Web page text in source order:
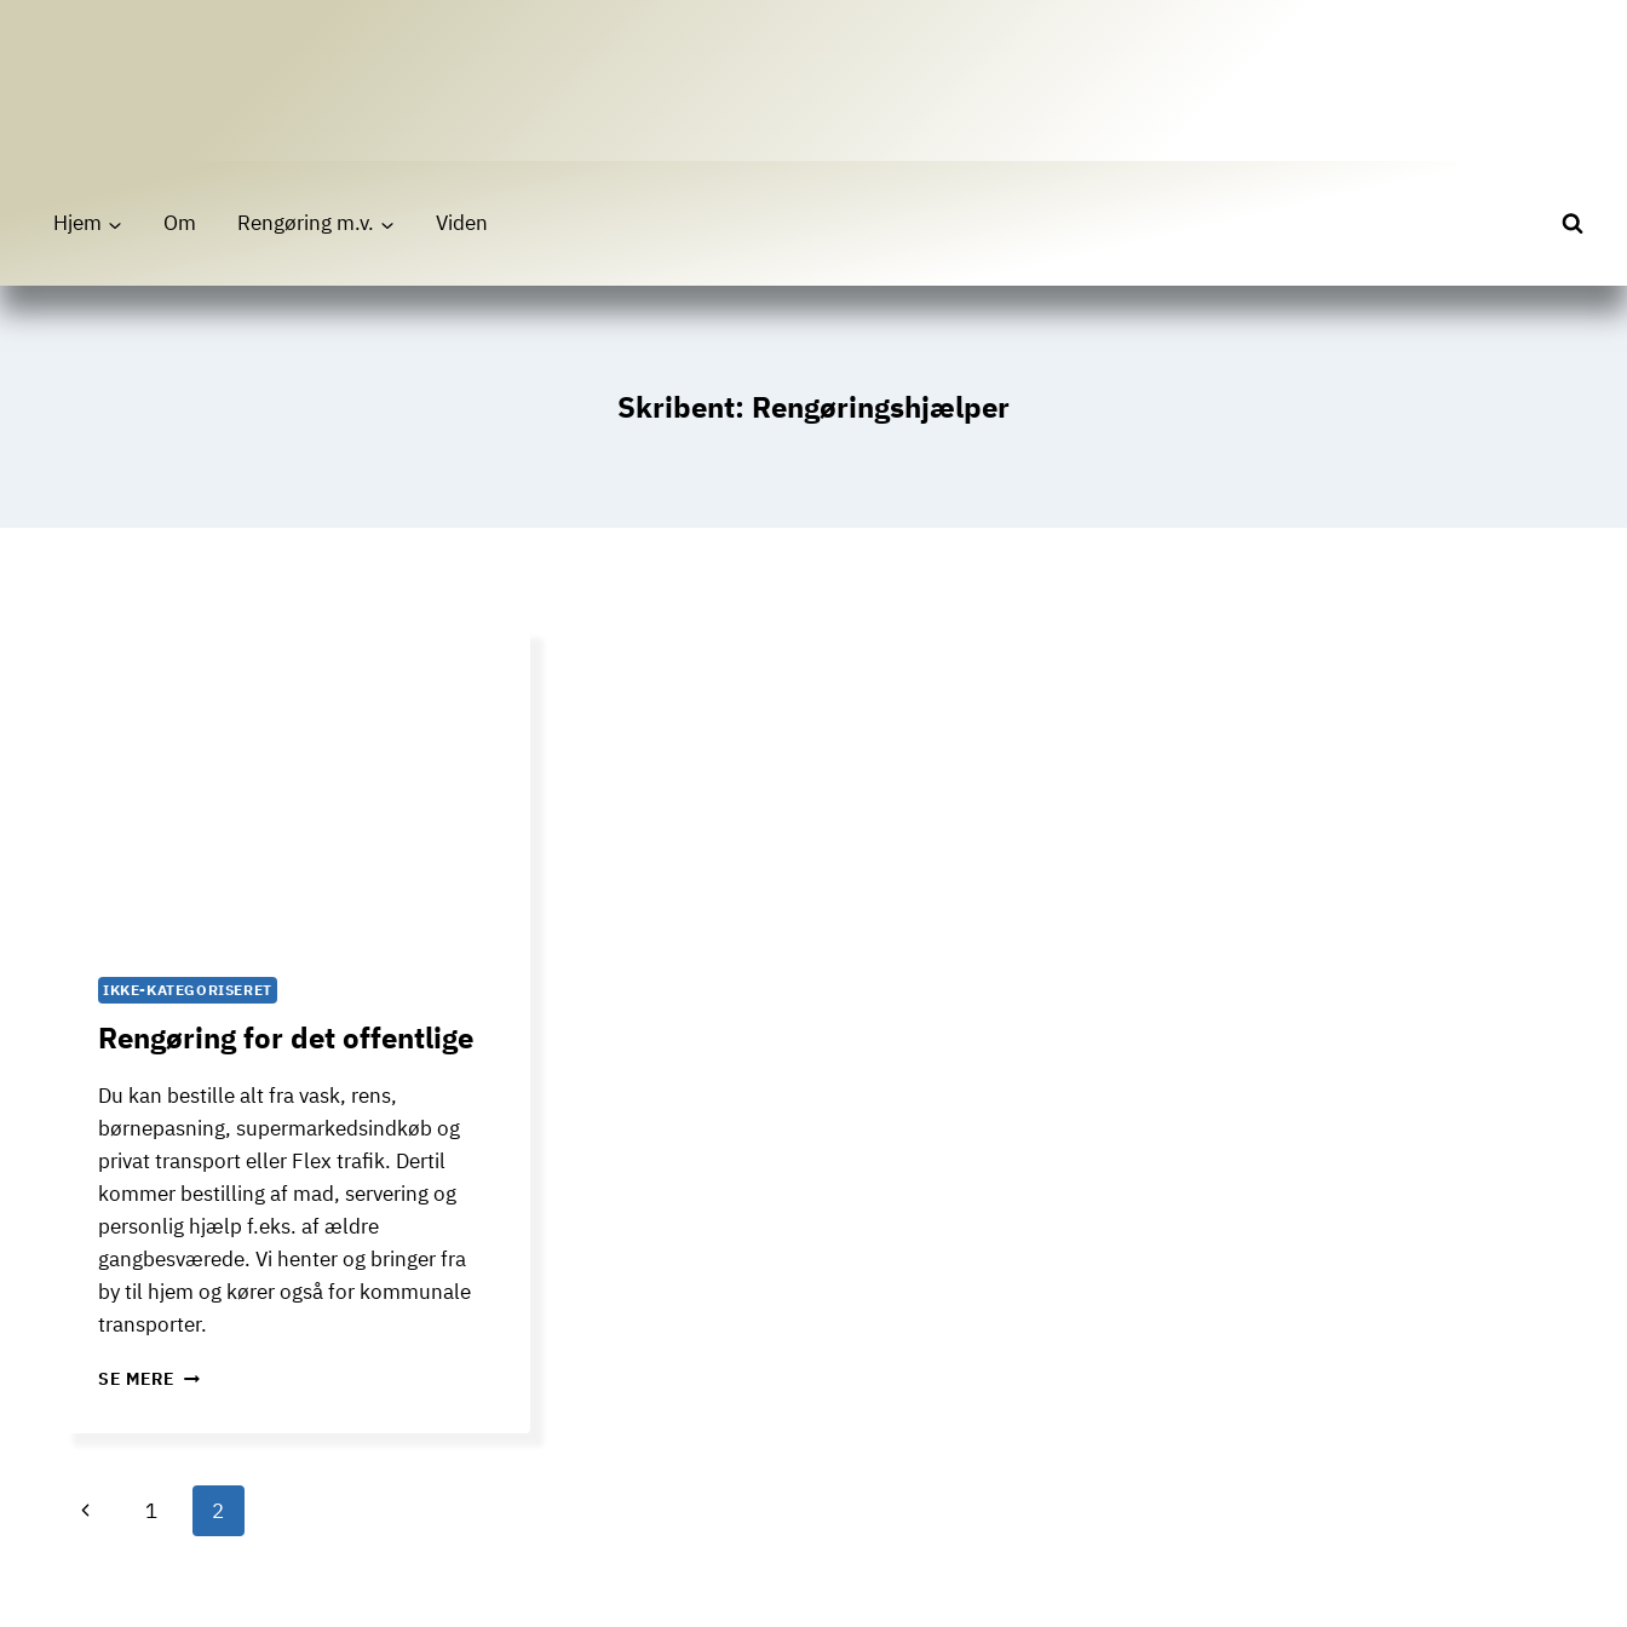
Hjem Om Rengøring m.v. Viden
Skribent: Rengøringshjælper
IKKE-KATEGORISERET
Rengøring for det offentlige
Du kan bestille alt fra vask, rens,
børnepasning, supermarkedsindkøb og
privat transport eller Flex trafik. Dertil
kommer bestilling af mad, servering og
personlig hjælp f.eks. af ældre
gangbesværede. Vi henter og bringer fra
by til hjem og kører også for kommunale
transporter.
SE MERE RENGØRING
Side
navigation
Forrige
1 2